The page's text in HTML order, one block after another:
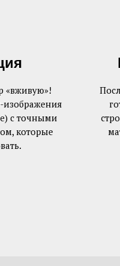
«вживую»!
изображения
с точными
которые
/
и